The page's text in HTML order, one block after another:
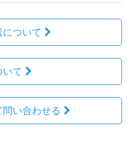
ついて
いて
い合わせる